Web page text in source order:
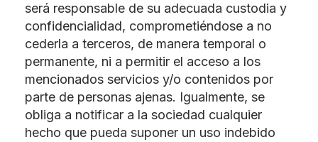
será responsable de su adecuada custodia y
confidencialidad, comprometiéndose a no
cederla a terceros, de manera temporal o
permanente, ni a permitir el acceso a los
mencionados servicios y/o contenidos por
parte de personas ajenas. Igualmente, se
obliga a notificar a la sociedad cualquier
hecho que pueda suponer un uso indebido